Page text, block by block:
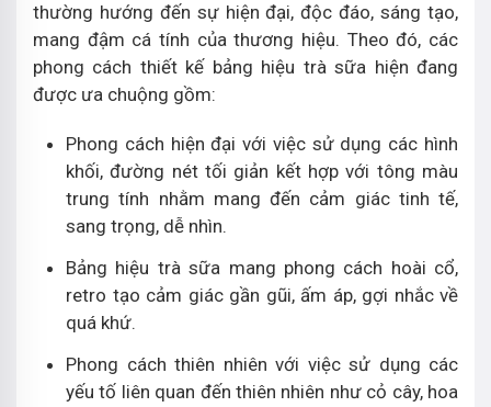
thường hướng đến sự hiện đại, độc đáo, sáng tạo,
mang đậm cá tính của thương hiệu. Theo đó, các
phong cách thiết kế bảng hiệu trà sữa hiện đang
được ưa chuộng gồm:
Phong cách hiện đại với việc sử dụng các hình
khối, đường nét tối giản kết hợp với tông màu
trung tính nhằm mang đến cảm giác tinh tế,
sang trọng, dễ nhìn.
Bảng hiệu trà sữa mang phong cách hoài cổ,
retro tạo cảm giác gần gũi, ấm áp, gợi nhắc về
quá khứ.
Phong cách thiên nhiên với việc sử dụng các
yếu tố liên quan đến thiên nhiên như cỏ cây, hoa